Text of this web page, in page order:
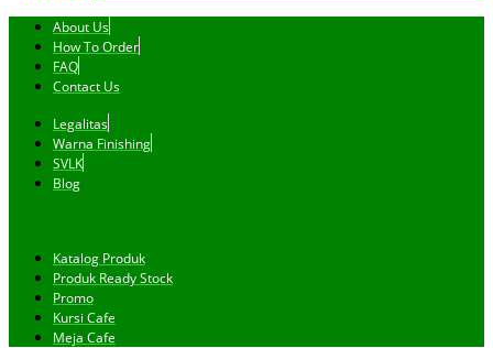
About Us
How To Order
FAQ
Contact Us
Legalitas
Warna Finishing
SVLK
Blog
Katalog Produk
Produk Ready Stock
Promo
Kursi Cafe
Meja Cafe